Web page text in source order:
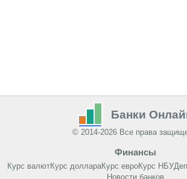
Банки
© 2014-2026 Все права
Финансы
Курс валютКурс доллараКурс евроКурс НБУ
Новости банков